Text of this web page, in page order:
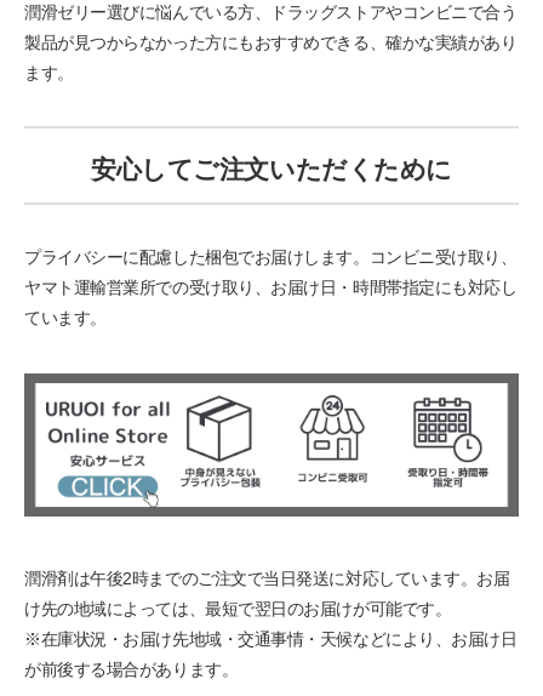
潤滑ゼリー選びに悩んでいる方、ドラッグストアやコンビニで合う
製品が見つからなかった方にもおすすめできる、確かな実績があり
ます。
安心してご注文いただくために
プライバシーに配慮した梱包でお届けします。コンビニ受け取り、
ヤマト運輸営業所での受け取り、お届け日・時間帯指定にも対応し
ています。
潤滑剤は午後2時までのご注文で当日発送に対応しています。お届
け先の地域によっては、最短で翌日のお届けが可能です。
※在庫状況・お届け先地域・交通事情・天候などにより、お届け日
が前後する場合があります。